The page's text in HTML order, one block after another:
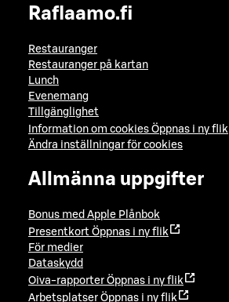
Raflaamo.fi
Restauranger
Restauranger på kartan
Lunch
Evenemang
Tillgänglighet
Information om cookies Öppnas i ny flik
Ändra inställningar för cookies
Allmänna uppgifter
Bonus med Apple Plånbok
Presentkort Öppnas i ny flik
För medier
Dataskydd
Oiva-rapporter Öppnas i ny flik
Arbetsplatser Öppnas i ny flik